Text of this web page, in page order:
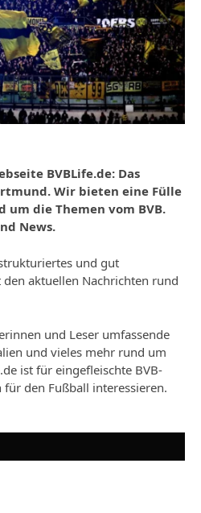
BVBLife.de: Das
Wir bieten eine Fülle
die Themen vom BVB.
News.
und gut
aktuellen Nachrichten rund
und Leser umfassende
und vieles mehr rund um
ist für eingefleischte BVB-
für den Fußball interessieren.